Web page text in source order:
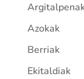
Azokak
Berriak
Ekitaldiak